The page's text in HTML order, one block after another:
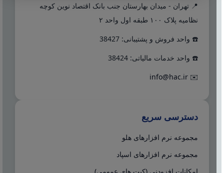
📍 تهران - میدان بهارستان جنب بانک اقتصاد نوین کوچه
نظامیه پلاک ۱۰۰ طبقه اول واحد ۲
☎️ واحد فروش و پشتیبانی: 38427
☎️ واحد خدمات مالیاتی: 38424
✉️
info@hac.ir
دسترسی سریع
مجموعه نرم افزارهای هلو
مجموعه نرم افزارهای اسپاد
امکانات افزودنی (کیت های عمومی)